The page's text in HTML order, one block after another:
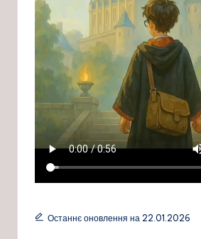
Останнє оновлення на 22.01.2026